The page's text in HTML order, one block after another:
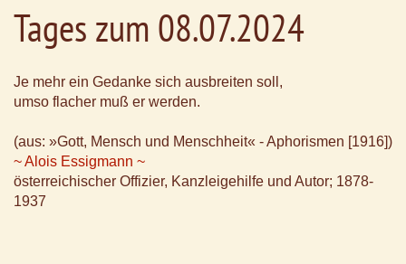
Tages zum 08.07.2024
Je mehr ein Gedanke sich ausbreiten soll,
umso flacher muß er werden.
(aus: »Gott, Mensch und Menschheit« - Aphorismen [1916])
~ Alois Essigmann ~
österreichischer Offizier, Kanzleigehilfe und Autor; 1878-
1937